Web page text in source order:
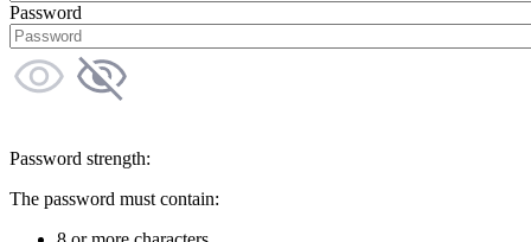
Password
Password strength:
The password must contain: